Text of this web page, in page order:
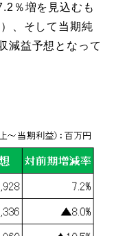
％増を見込むも
、そして当期純
減益予想となって